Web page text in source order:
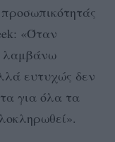
«Όταν
λαμβάνω
ευτυχώς δεν
για όλα τα